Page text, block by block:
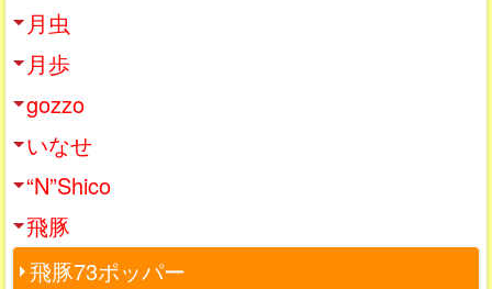
月虫
月歩
gozzo
いなせ
“N”Shico
飛豚
飛豚73ポッパー